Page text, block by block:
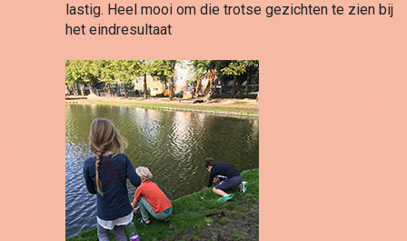
lastig. Heel mooi om die trotse gezichten te zien bij
het eindresultaat